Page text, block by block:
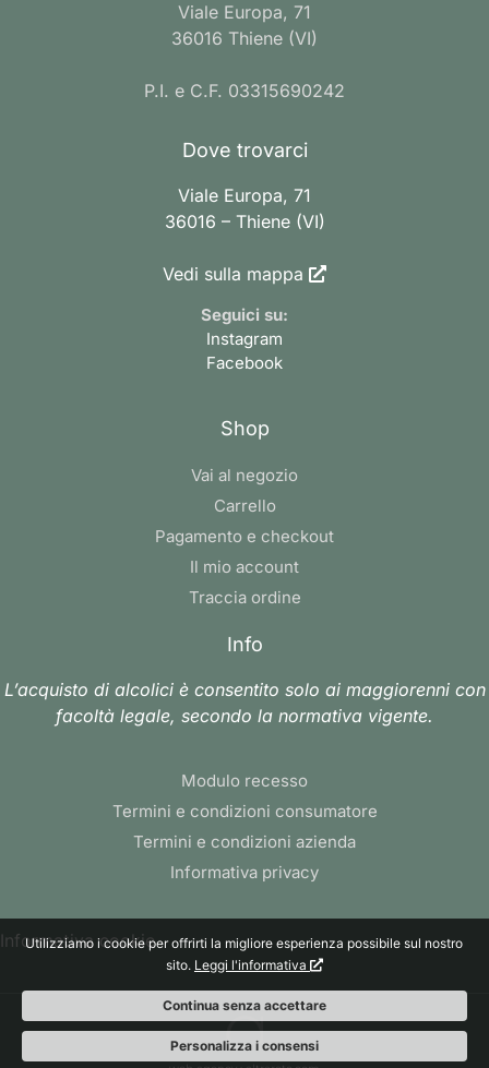
Viale Europa, 71
36016 Thiene (VI)
P.I. e C.F. 03315690242
Dove trovarci
Viale Europa, 71
36016 – Thiene (VI)
Vedi sulla mappa
Seguici su:
Instagram
Facebook
Shop
Vai al negozio
Carrello
Pagamento e checkout
Il mio account
Traccia ordine
Info
L’acquisto di alcolici è consentito solo ai maggiorenni con
facoltà legale, secondo la normativa vigente.
Modulo recesso
Termini e condizioni consumatore
Termini e condizioni azienda
Informativa privacy
Informativa cookie
Utilizziamo i cookie per offrirti la migliore esperienza possibile sul nostro
sito. Leggi l'informativa
Continua senza accettare
Personalizza i consensi